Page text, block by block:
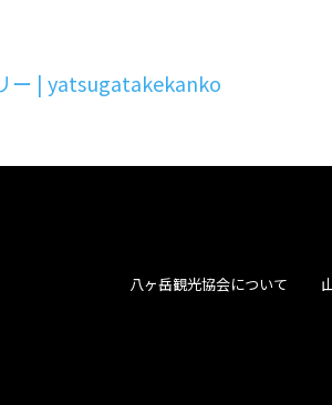
ー | yatsugatakekanko
八ヶ岳観光協会について